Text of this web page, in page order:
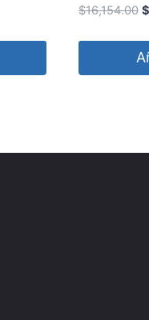
26 3D
$16,154.00 $